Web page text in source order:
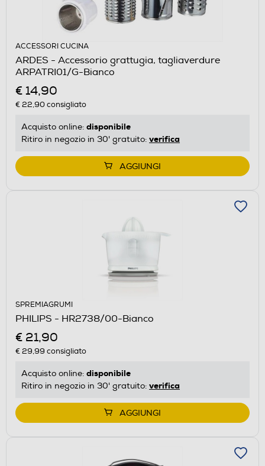
ACCESSORI CUCINA
ARDES - Accessorio grattugia, tagliaverdure
ARPATRI01/G-Bianco
€ 14,90
€ 22,90consigliato
Acquisto online: disponibile
Ritiro in negozio in 30' gratuito: verifica
AGGIUNGI
SPREMIAGRUMI
PHILIPS - HR2738/00-Bianco
€ 21,90
€ 29,99 consigliato
Acquisto online: disponibile
Ritiro in negozio in 30' gratuito: verifica
AGGIUNGI